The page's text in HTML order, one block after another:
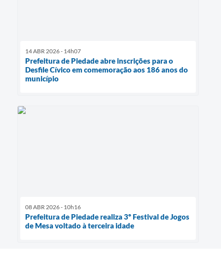
14 ABR 2026 - 14h07
Prefeitura de Piedade abre inscrições para o
Desfile Cívico em comemoração aos 186 anos do
município
08 ABR 2026 - 10h16
Prefeitura de Piedade realiza 3º Festival de Jogos
de Mesa voltado à terceira idade